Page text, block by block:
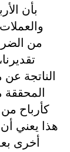
بأن
من
الناتجة
المحققة
كأرباح
هذا يعني
أخرى